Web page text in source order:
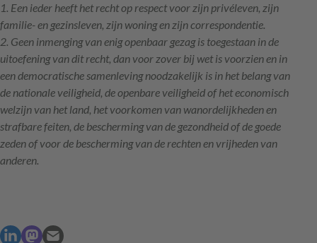
1. Een ieder heeft het recht op respect voor zijn privéleven, zijn
familie- en gezinsleven, zijn woning en zijn correspondentie.
2. Geen inmenging van enig openbaar gezag is toegestaan in de
uitoefening van dit recht, dan voor zover bij wet is voorzien en in
een democratische samenleving noodzakelijk is in het belang van
de nationale veiligheid, de openbare veiligheid of het economisch
welzijn van het land, het voorkomen van wanordelijkheden en
strafbare feiten, de bescherming van de gezondheid of de goede
zeden of voor de bescherming van de rechten en vrijheden van
anderen.